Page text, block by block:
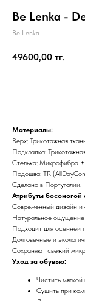
Be Lenka -
Be Lenka
49600,00 тг.
Материалы:
Верх: Трикотажная
Подкладка:
Стелька: Микрофибра
Подошва: TR
Сделано в Португалии.
Атрибуты босоногой
Современный дизайн и
Натуральное
Подходит для осенней
Долговечные и
Сохраняют свежий
Уход за обувью:
Чистить
Сушить при